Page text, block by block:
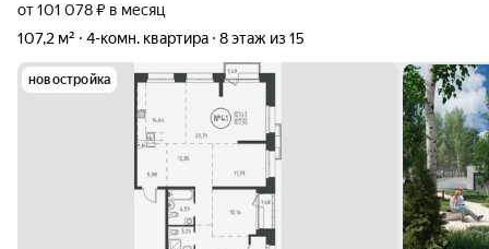
от 101 078 ₽ в месяц
107,2 м²
4-комн. квартира 8 этаж из 15
новостройка